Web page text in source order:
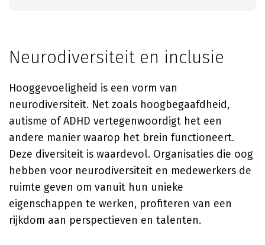
Neurodiversiteit en inclusie
Hooggevoeligheid is een vorm van
neurodiversiteit. Net zoals hoogbegaafdheid,
autisme of ADHD vertegenwoordigt het een
andere manier waarop het brein functioneert.
Deze diversiteit is waardevol. Organisaties die oog
hebben voor neurodiversiteit en medewerkers de
ruimte geven om vanuit hun unieke
eigenschappen te werken, profiteren van een
rijkdom aan perspectieven en talenten.